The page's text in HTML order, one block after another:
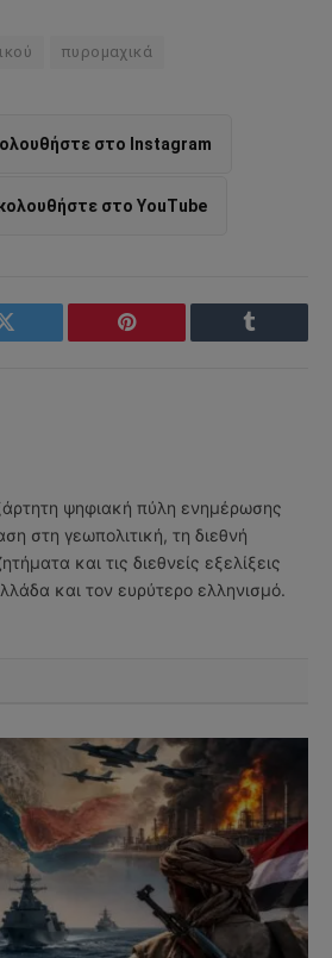
πυρομαχικά
στο Instagram
στο YouTube
Twitter Pinterest Tumblr
ψηφιακή πύλη ενημέρωσης
στη γεωπολιτική, τη διεθνή
και τις διεθνείς εξελίξεις
και τον ευρύτερο ελληνισμό.